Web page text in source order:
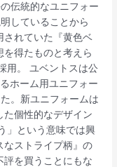
伝統的なユニフォー
していることから
されていた『黄色ベ
得たものと考えら
用。 ユベントスは公
ホーム用ユニフォー
。新ユニフォームは
た個性的なデザイン
」という意味では興
なストライプ柄』の
を買うことにもな